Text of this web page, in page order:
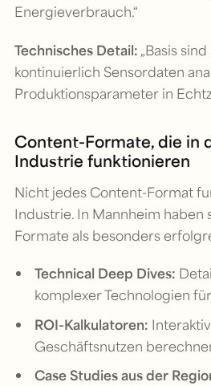
Energieverbrauch.“
Technisches Detail: „Basis
kontinuierlich Sensordaten
Produktionsparameter in
Content-Formate, die in
Industrie funktionieren
Nicht jedes Content-Format
Industrie. In Mannheim haben
Formate als besonders
Technical Deep Dives:
komplexer Technologien
ROI-Kalkulatoren:
Geschäftsnutzen
Case Studies aus der